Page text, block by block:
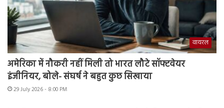
वायरल
अमेरिका में नौकरी नहीं मिली तो भारत लौटे सॉफ्टवेयर
इंजीनियर, बोले- संघर्ष ने बहुत कुछ सिखाया
29 July 2026 - 8:00 PM